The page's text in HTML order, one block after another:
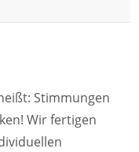
Stimmungen
Wir fertigen